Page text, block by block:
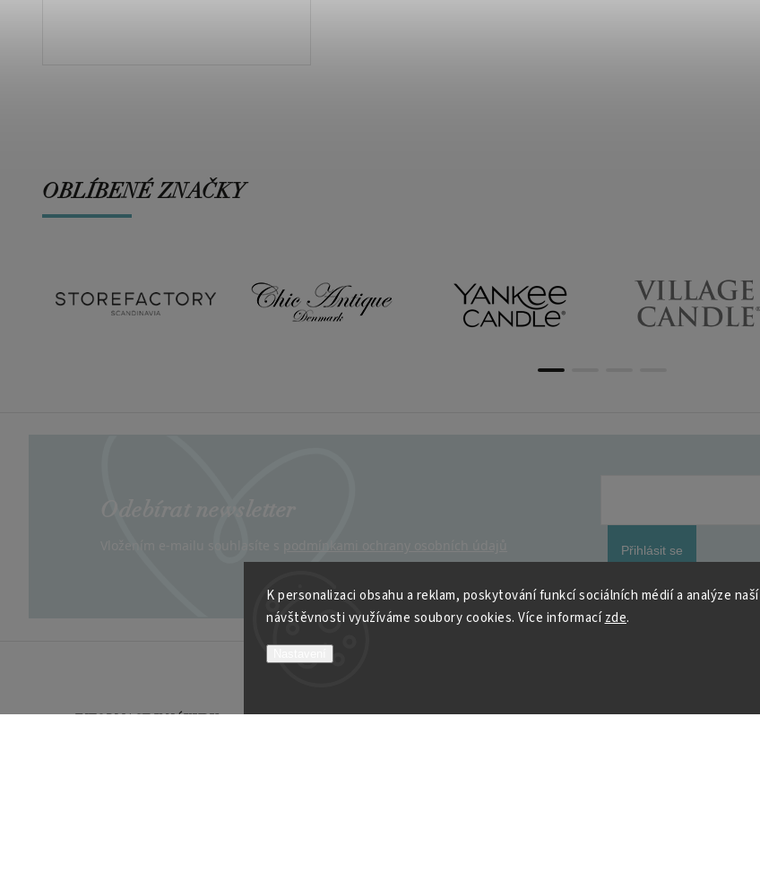
K personalizaci obsahu a reklam, poskytování funkcí sociálních médií a analýze naší
návštěvnosti využíváme soubory cookies. Více informacízde.
OBLÍBENÉ ZNAČKY
Přihlásit se